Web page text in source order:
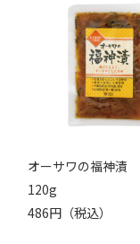
オーサワの福神漬
120g
486円（税込）